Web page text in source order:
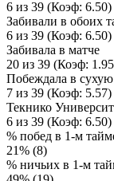
6 из 39 (Коэф: 6.50)
Забивали в обоих
6 из 39 (Коэф: 6.50)
Забивала в матче
20 из 39 (Коэф:
Побеждала в сухую
7 из 39 (Коэф: 5.57)
Текнико
6 из 39 (Коэф: 6.50)
% побед в 1-м
21% (8)
% ничьих в 1-м